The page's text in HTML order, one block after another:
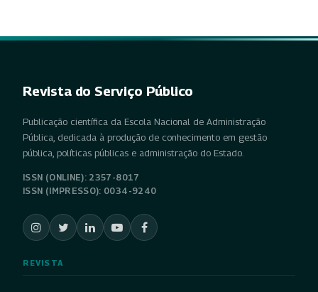
Revista do Serviço Público
Publicação científica da Escola Nacional de Administração
Pública, dedicada à produção de conhecimento em gestão
pública, políticas públicas e administração do Estado.
ISSN (ONLINE): 2357-8017
ISSN (IMPRESSO): 0034-9240
REVISTA